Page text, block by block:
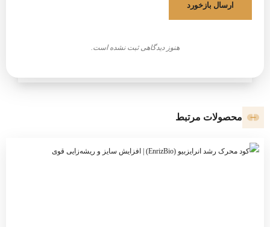
ارسال بازخورد
هنوز دیدگاهی ثبت نشده است.
محصولات مرتبط